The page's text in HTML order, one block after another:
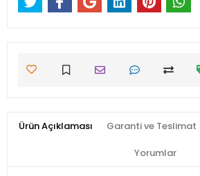
Ürün Açıklaması Garanti ve Teslimat
Yorumlar